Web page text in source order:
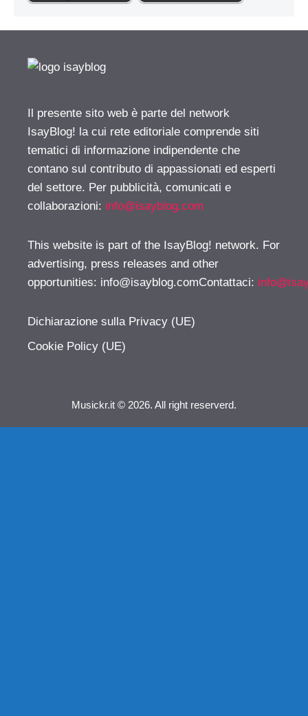
Il presente sito web è parte del network
IsayBlog! la cui rete editoriale comprende siti
tematici di informazione indipendente che
contano sul contributo di appassionati ed esperti
del settore. Per pubblicità, comunicati e
collaborazioni: info@isayblog.com
This website is part of the IsayBlog! network. For
advertising, press releases and other
opportunities: info@isayblog.comContattaci:
Dichiarazione sulla Privacy (UE)
Cookie Policy (UE)
Musickr.it © 2026. All right reserverd.